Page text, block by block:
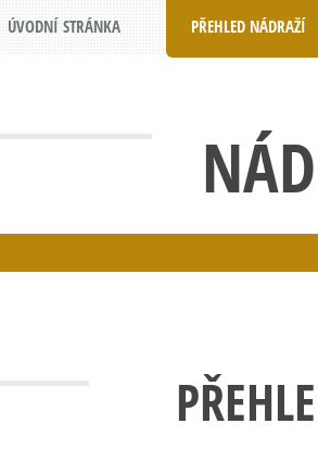
ÚVODNÍ STRÁNKA PŘEHLED NÁDRAŽÍ